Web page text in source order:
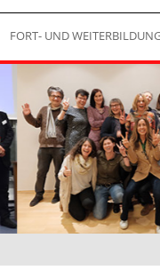
FORT- UND